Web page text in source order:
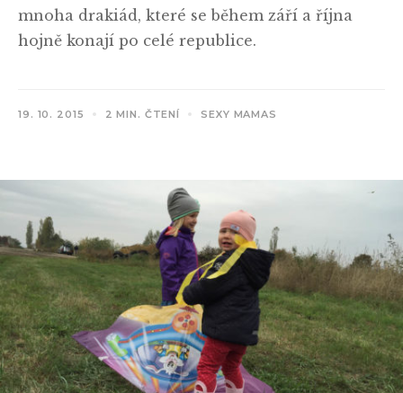
mnoha drakiád, které se během září a října
hojně konají po celé republice.
19. 10. 2015 2 MIN. ČTENÍ SEXY MAMAS